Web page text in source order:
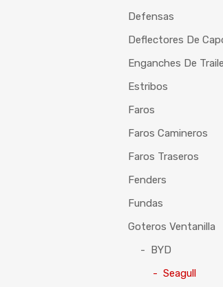
Defensas
Deflectores De
Enganches De
Estribos
Faros
Faros Camineros
Faros Traseros
Fenders
Fundas
Goteros Ventanilla
BYD
Seagull